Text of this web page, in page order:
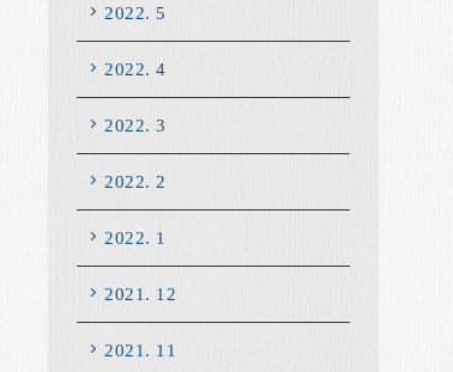
2022. 5
2022. 4
2022. 3
2022. 2
2022. 1
2021. 12
2021. 11